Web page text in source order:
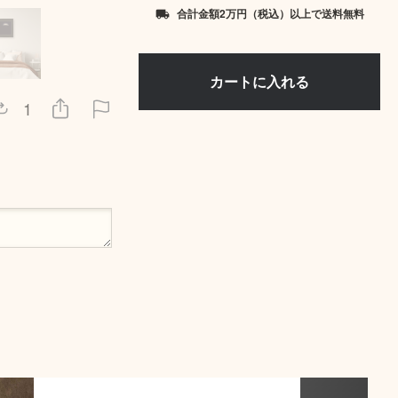
1
local_shipping 合計金額2万円（税込）以上で送料無料